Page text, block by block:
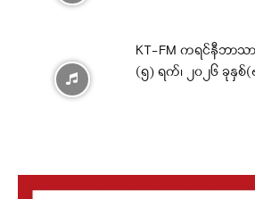
KT-FM ကရင်နီဘ
(၅) ရက်၊ ၂၀၂၆ ခုနှစ်(